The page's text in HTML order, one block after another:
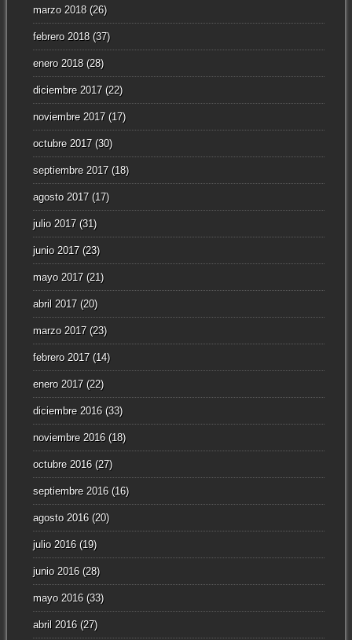
marzo 2018(26)
febrero 2018(37)
enero 2018(28)
diciembre 2017(22)
noviembre 2017(17)
octubre 2017(30)
septiembre 2017(18)
agosto 2017(17)
julio 2017(31)
junio 2017(23)
mayo 2017(21)
abril 2017(20)
marzo 2017(23)
febrero 2017(14)
enero 2017(22)
diciembre 2016(33)
noviembre 2016(18)
octubre 2016(27)
septiembre 2016(16)
agosto 2016(20)
julio 2016(19)
junio 2016(28)
mayo 2016(33)
abril 2016(27)